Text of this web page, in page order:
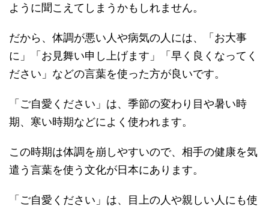
ように聞こえてしまうかもしれません。
だから、体調が悪い人や病気の人には、「お大事
に」「お見舞い申し上げます」「早く良くなってく
ださい」などの言葉を使った方が良いです。
「ご自愛ください」は、季節の変わり目や暑い時
期、寒い時期などによく使われます。
この時期は体調を崩しやすいので、相手の健康を気
遣う言葉を使う文化が日本にあります。
「ご自愛ください」は、目上の人や親しい人にも使